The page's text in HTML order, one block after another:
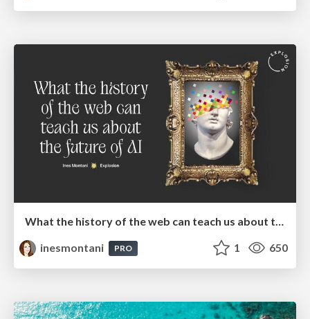
What the history of the web can teach us about the future of AI
inesmontani
PRO 1 650